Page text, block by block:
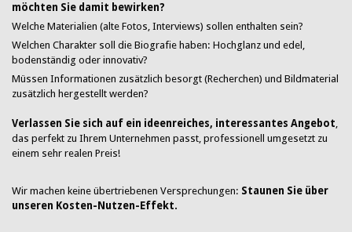
möchten Sie damit bewirken?
Welche Materialien (alte Fotos, Interviews) sollen enthalten sein?
Welchen Charakter soll die Biografie haben: Hochglanz und edel,
bodenständig oder innovativ?
Müssen Informationen zusätzlich besorgt (Recherchen) und Bildmaterial
zusätzlich hergestellt werden?
Verlassen Sie sich auf ein ideenreiches, interessantes Angebot
das perfekt zu Ihrem Unternehmen passt, professionell umgesetzt zu
einem sehr realen Preis!
Wir machen keine übertriebenen Versprechungen: Staunen Sie über
unseren Kosten-Nutzen-Effekt.